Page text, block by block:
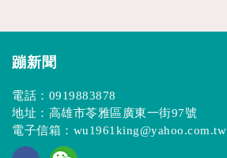
蹦新聞
電話： 0919883878
地址：高雄市苓雅區廣東一街97號
電子信箱： wu1961king@yahoo.com.tw